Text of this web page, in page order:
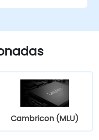
Cambricon (MLU)